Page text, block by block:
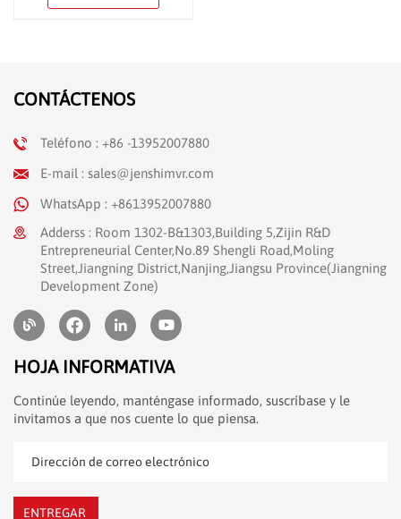
CONTÁCTENOS
Teléfono : +86 -13952007880
E-mail : sales@jenshimvr.com
WhatsApp : +8613952007880
Adderss : Room 1302-B&1303,Building 5,Zijin R&D
Entrepreneurial Center,No.89 Shengli Road,Moling
Street,Jiangning District,Nanjing,Jiangsu Province(Jiangning
Development Zone)
HOJA INFORMATIVA
Continúe leyendo, manténgase informado, suscríbase y le
invitamos a que nos cuente lo que piensa.
ENTREGAR